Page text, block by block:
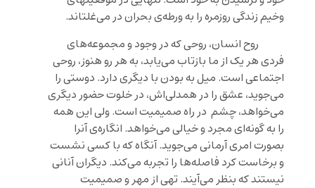
وخیم زندگی روزمره را به ورطه‌ی بحران در می‌غلتاند.
روح انسان، روحی که در وجود و مجموعه‌های
فردی هر یک از ما بازتاب می‌یابد، به هر رو هنوز، روحی
اجتماعی است. میل به بودن با دیگری دارد. دوستی را
می‌جوید، عشق را در همدلی‌اش، در خلوت حضور دیگری
می‌خواهد، چشم در راه صمیمیت است. ولی این همه
را به گونه‌ای مجرد و خیالی می‌خواهد. انگاره‌ی آنرا
بصورت امری آرمانی می‌جوید. آنگاه که با کسی نشست
و برخاست کرد فاصله‌ها را تجربه می‌کند. دیگران آنانی
نیستند که بنظر می‌آیند. تهی از مهر و صمیمیت